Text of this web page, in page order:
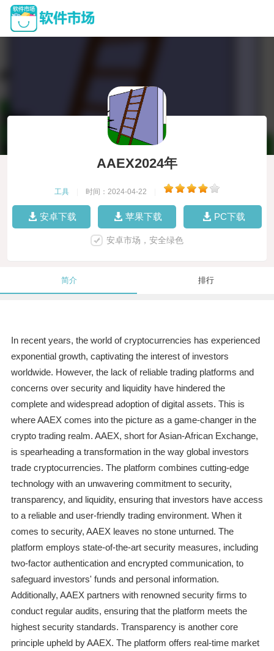
AAEX2024年
工具 时间：2024-04-22
安卓下载 苹果下载 PC下载
安卓市场，安全绿色
简介 排行
In recent years, the world of cryptocurrencies has experienced
exponential growth, captivating the interest of investors
worldwide. However, the lack of reliable trading platforms and
concerns over security and liquidity have hindered the
complete and widespread adoption of digital assets. This is
where AAEX comes into the picture as a game-changer in the
crypto trading realm. AAEX, short for Asian-African Exchange,
is spearheading a transformation in the way global investors
trade cryptocurrencies. The platform combines cutting-edge
technology with an unwavering commitment to security,
transparency, and liquidity, ensuring that investors have access
to a reliable and user-friendly trading environment. When it
comes to security, AAEX leaves no stone unturned. The
platform employs state-of-the-art security measures, including
two-factor authentication and encrypted communication, to
safeguard investors' funds and personal information.
Additionally, AAEX partners with renowned security firms to
conduct regular audits, ensuring that the platform meets the
highest security standards. Transparency is another core
principle upheld by AAEX. The platform offers real-time market